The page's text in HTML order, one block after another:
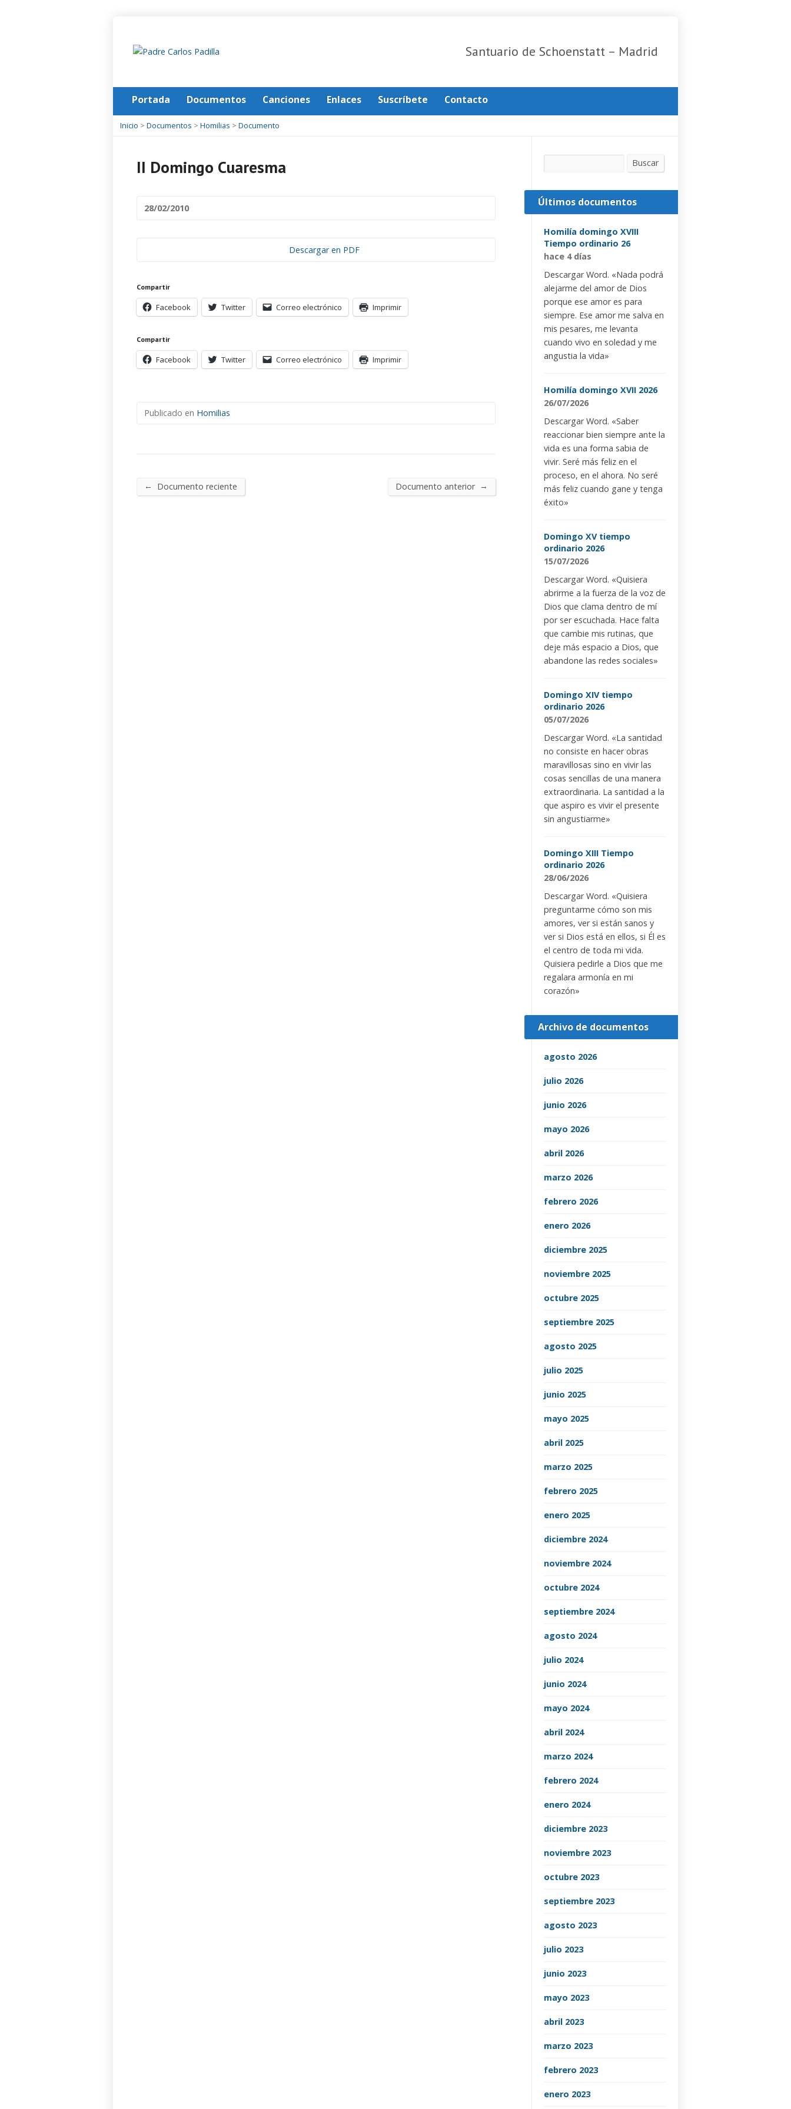
Santuario de Schoenstatt – Madrid
Portada Documentos Canciones Enlaces Suscríbete Contacto
Inicio > Documentos > Homilias > Documento
II Domingo Cuaresma
28/02/2010
Descargar en PDF
Compartir
Facebook Twitter Correo electrónico Imprimir
Compartir
Facebook Twitter Correo electrónico Imprimir
Publicado en Homilias
← Documento reciente Documento anterior →
Buscar
Últimos documentos
Homilía domingo XVIII
Tiempo ordinario 26
hace 4 días
Descargar Word. «Nada podrá
alejarme del amor de Dios
porque ese amor es para
siempre. Ese amor me salva en
mis pesares, me levanta
cuando vivo en soledad y me
angustia la vida»
Homilía domingo XVII 2026
26/07/2026
Descargar Word. «Saber
reaccionar bien siempre ante la
vida es una forma sabia de
vivir. Seré más feliz en el
proceso, en el ahora. No seré
más feliz cuando gane y tenga
éxito»
Domingo XV tiempo
ordinario 2026
15/07/2026
Descargar Word. «Quisiera
abrirme a la fuerza de la voz de
Dios que clama dentro de mí
por ser escuchada. Hace falta
que cambie mis rutinas, que
deje más espacio a Dios, que
abandone las redes sociales»
Domingo XIV tiempo
ordinario 2026
05/07/2026
Descargar Word. «La santidad
no consiste en hacer obras
maravillosas sino en vivir las
cosas sencillas de una manera
extraordinaria. La santidad a la
que aspiro es vivir el presente
sin angustiarme»
Domingo XIII Tiempo
ordinario 2026
28/06/2026
Descargar Word. «Quisiera
preguntarme cómo son mis
amores, ver si están sanos y
ver si Dios está en ellos, si Él es
el centro de toda mi vida.
Quisiera pedirle a Dios que me
regalara armonía en mi
corazón»
Archivo de documentos
agosto 2026
julio 2026
junio 2026
mayo 2026
abril 2026
marzo 2026
febrero 2026
enero 2026
diciembre 2025
noviembre 2025
octubre 2025
septiembre 2025
agosto 2025
julio 2025
junio 2025
mayo 2025
abril 2025
marzo 2025
febrero 2025
enero 2025
diciembre 2024
noviembre 2024
octubre 2024
septiembre 2024
agosto 2024
julio 2024
junio 2024
mayo 2024
abril 2024
marzo 2024
febrero 2024
enero 2024
diciembre 2023
noviembre 2023
octubre 2023
septiembre 2023
agosto 2023
julio 2023
junio 2023
mayo 2023
abril 2023
marzo 2023
febrero 2023
enero 2023